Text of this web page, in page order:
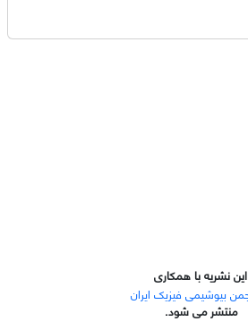
این نشریه با همکاری
منتشر می شود.